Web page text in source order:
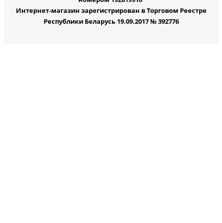
Интернет-магазин зарегистрирован в Торговом Реестре
Республики Беларусь 19.09.2017 № 392776